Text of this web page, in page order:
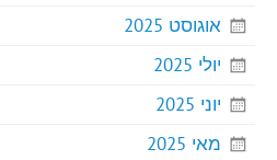
אוגוסט 2025
יולי 2025
יוני 2025
מאי 2025